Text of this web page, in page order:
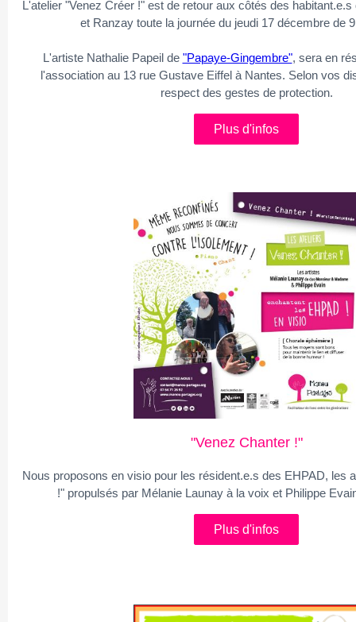
L'atelier "Venez Créer !" est de retour aux côtés des
et Ranzay toute la journée du jeudi 17 décembre de
L'artiste Nathalie Papeil de "Papaye-Gingembre", sera en
l'association au 13 rue Gustave Eiffel à Nantes. Selon vos
respect des gestes de protection.
Plus d'infos
"Venez Chanter !"
Nous proposons en visio pour les résident.e.s des EHPAD, les
!" propulsés par Mélanie Launay à la voix et Philippe
Plus d'infos